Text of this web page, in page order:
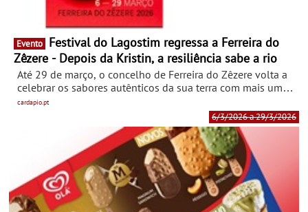
Evento
Zêzere - Depois da Kristin, a resiliência sabe a rio
Até 29 de março, o concelho de Ferreira do Zêzere volta a
celebrar os sabores autênticos da sua terra com mais uma
edição do Festival Gastronómico do Lagostim e Peixe do
Rio, iniciativa que decorrerá nos restaurantes e cafés
cardapio.pt
6/3/2026 a 29/3/2026